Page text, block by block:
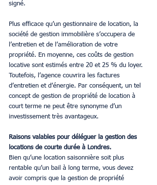
signé.
Plus efficace qu’un gestionnaire de location, la
société de gestion immobilière s’occupera de
l’entretien et de l’amélioration de votre
propriété. En moyenne, ces coûts de gestion
locative sont estimés entre 20 et 25 % du loyer.
Toutefois, l’agence couvrira les factures
d’entretien et d’énergie. Par conséquent, un tel
concept de gestion de propriété de location à
court terme ne peut être synonyme d’un
investissement très avantageux.
Raisons valables pour déléguer la gestion des
locations de courte durée à Londres.
Bien qu’une location saisonnière soit plus
rentable qu’un bail à long terme, vous devez
avoir compris que la gestion de propriété